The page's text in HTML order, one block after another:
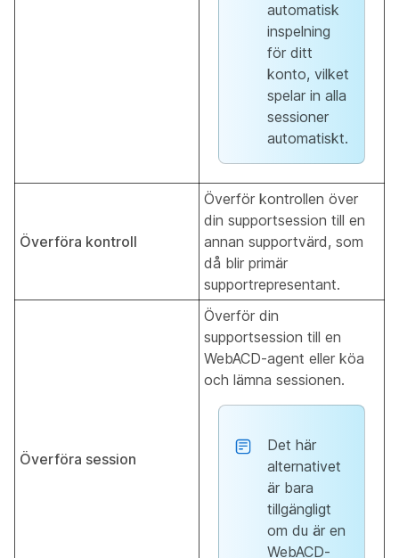
automatisk
inspelning
för ditt
konto, vilket
spelar in alla
sessioner
automatiskt.
Överföra kontroll
Överför kontrollen över
din supportsession till en
annan supportvärd, som
då blir primär
supportrepresentant.
Överföra session
Överför din
supportsession till en
WebACD-agent eller köa
och lämna sessionen.
Det här
alternativet
är bara
tillgängligt
om du är en
WebACD-